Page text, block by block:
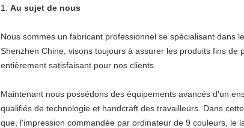
1. Au sujet de nous
Nous sommes un fabricant professionnel se spécialisant dans
Shenzhen Chine, visons toujours à assurer les produits fins de
entièrement satisfaisant pour nos clients.
Maintenant nous possédons des équipements avancés d'un
qualifiés de technologie et handcraft des travailleurs. Dans
que, l'impression commandée par ordinateur de 9 couleurs, le